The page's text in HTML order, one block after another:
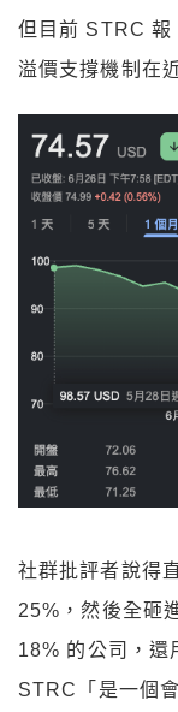
但目前 STRC 報
溢價支撐機制在
社群批評者說得
25%，然後全砸
18% 的公司，還
STRC「是一個